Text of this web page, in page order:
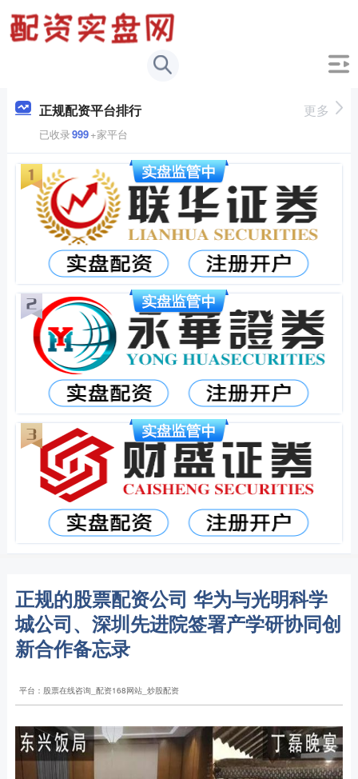
正规配资平台排行
已收录999+家平台
更多
正规的股票配资公司 华为与光明科学
城公司、深圳先进院签署产学研协同创
新合作备忘录
平台：股票在线咨询_配资168网站_炒股配资